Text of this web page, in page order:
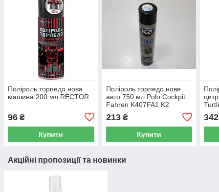
Поліроль торпедо нова
машина 200 мл RECTOR
96 ₴
Купити
Поліроль торпедо нове
авто 750 мл Polo Cockpit
Fahren K407FA1 K2
213₴
Купити
Акційні пропозиції та новинки